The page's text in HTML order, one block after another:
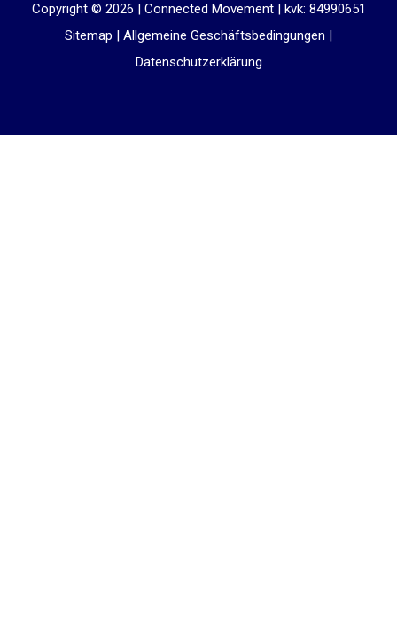
Copyright © 2026 | Connected Movement| kvk: 84990651
Sitemap | Allgemeine Geschäftsbedingungen |
Datenschutzerklärung